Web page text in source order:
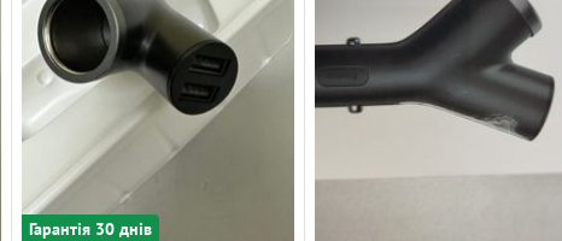
Гарантiя 30 днiв